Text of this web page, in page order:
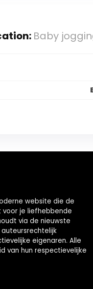
Baby
website die de
je liefhebbende
via de nieuwste
eigenaren. Alle
van hun respectievelijke